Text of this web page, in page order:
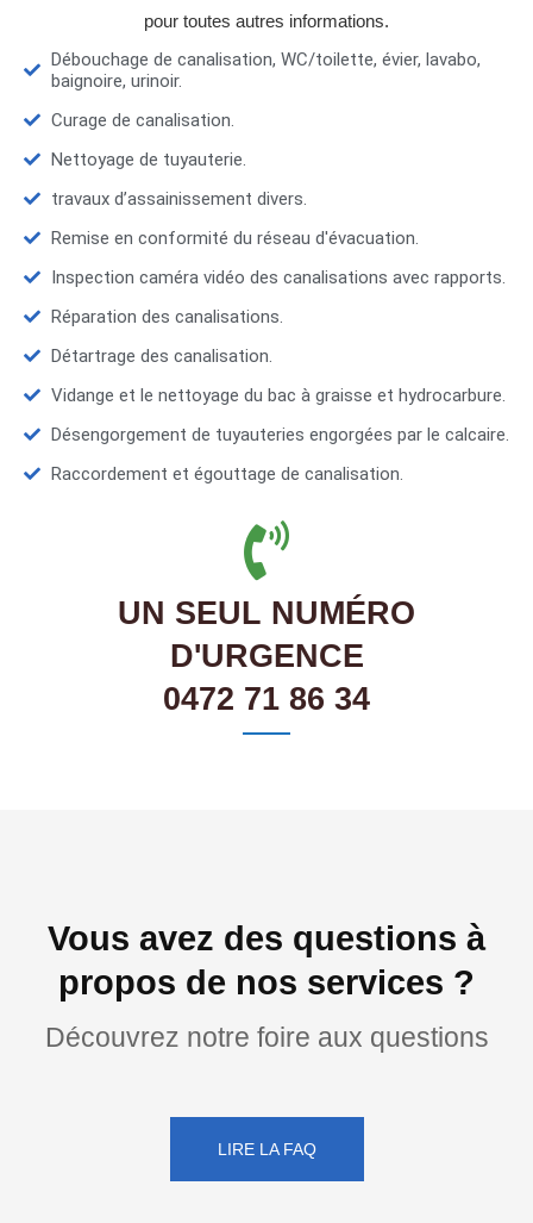
pour toutes autres informations.
Débouchage de canalisation, WC/toilette, évier, lavabo,
baignoire, urinoir.
Curage de canalisation.
Nettoyage de tuyauterie.
travaux d’assainissement divers.
Remise en conformité du réseau d'évacuation.
Inspection caméra vidéo des canalisations avec rapports.
Réparation des canalisations.
Détartrage des canalisation.
Vidange et le nettoyage du bac à graisse et hydrocarbure.
Désengorgement de tuyauteries engorgées par le calcaire.
Raccordement et égouttage de canalisation.
UN SEUL NUMÉRO
D'URGENCE
0472 71 86 34
Vous avez des questions à
propos de nos services ?
Découvrez notre foire aux questions
LIRE LA FAQ